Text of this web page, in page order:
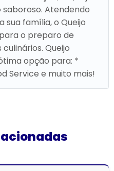
Atendendo
sua família, o Queijo
o preparo de
Queijo
opção para: *
Service e muito mais!